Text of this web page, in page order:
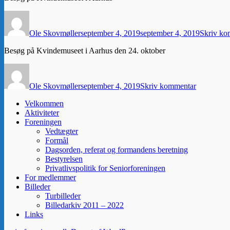
Ole Skovmøllerseptember 4, 2019september 4, 2019Skriv
Besøg på Kvindemuseet i Aarhus den 24. oktober
Ole Skovmøllerseptember 4, 2019Skriv kommentar
Velkommen
Aktiviteter
Foreningen
Vedtægter
Formål
Dagsorden, referat og formandens beretning
Bestyrelsen
Privatlivspolitik for Seniorforeningen
For medlemmer
Billeder
Turbilleder
Billedarkiv 2011 – 2022
Links